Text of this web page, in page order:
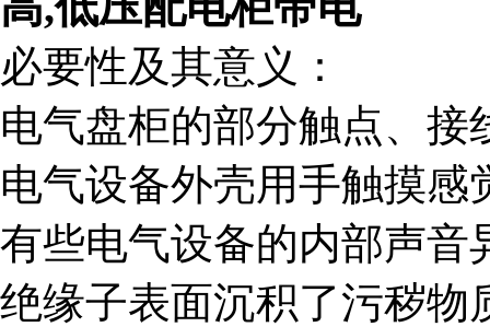
必要性及其意义：
电气盘柜的部分触点、接
电气设备外壳用手触摸感
有些电气设备的内部声音
绝缘子表面沉积了污秽物